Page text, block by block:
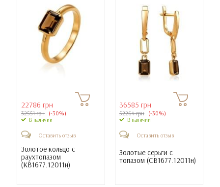
22786 грн
32551 грн (-30%)
В наличии
Оставить отзыв
Золотое кольцо с
раухтопазом
(КВ1677.12011н)
36585 грн
52264 грн (-30%)
В наличии
Оставить отзыв
Золотые серьги с
топазом (СВ1677.12011н)